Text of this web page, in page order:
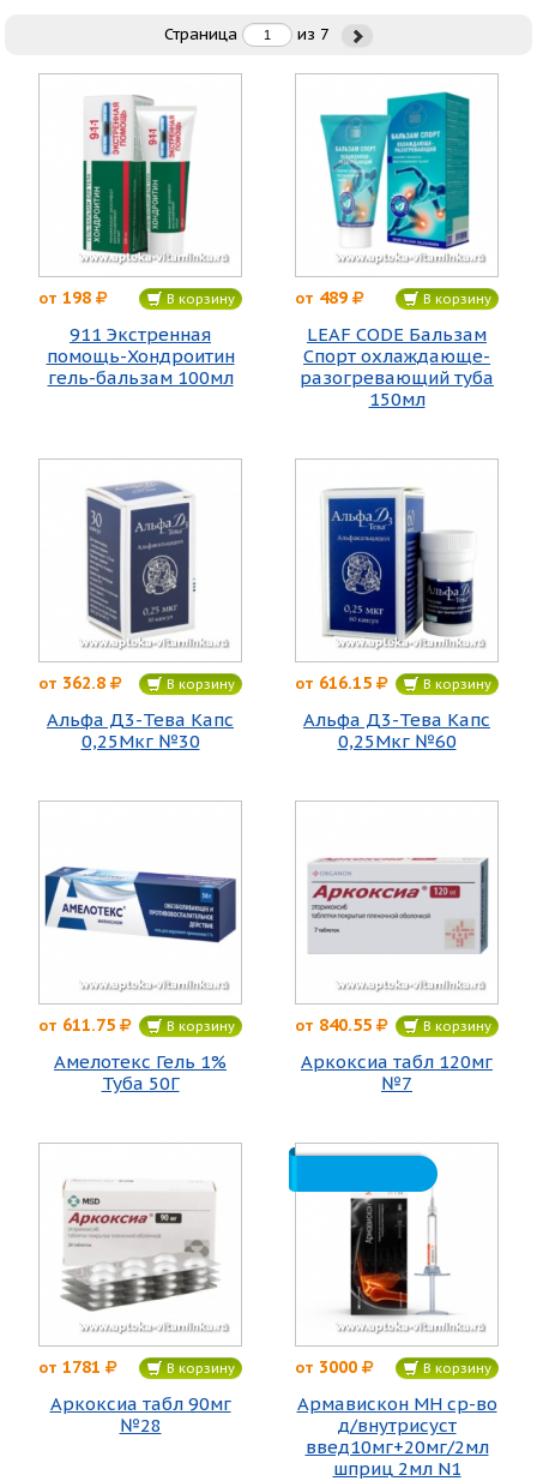
Страница из 7
от 198 В корзину
911 Экстренная
помощь-Хондроитин
гель-бальзам 100мл
от 489 В корзину
LEAF CODE Бальзам
Спорт охлаждающе-
разогревающий туба
150мл
от 362.8 В корзину
Альфа Д3-Тева Капс
0,25Мкг №30
от 616.15 В корзину
Альфа Д3-Тева Капс
0,25Мкг №60
от 611.75 В корзину
Амелотекс Гель 1%
Туба 50Г
от 840.55 В корзину
Аркоксиа табл 120мг
№7
от 1781 В корзину
Аркоксиа табл 90мг
№28
от 3000 В корзину
Армавискон МН ср-во
д/внутрисуст
введ10мг+20мг/2мл
шприц 2мл N1